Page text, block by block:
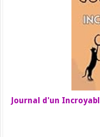
Journal d'un